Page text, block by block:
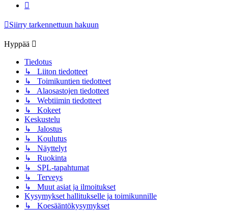
Siirry tarkennettuun hakuun
Hyppää
Tiedotus
↳ Liiton tiedotteet
↳ Toimikuntien tiedotteet
↳ Alaosastojen tiedotteet
↳ Webtiimin tiedotteet
↳ Kokeet
Keskustelu
↳ Jalostus
↳ Koulutus
↳ Näyttelyt
↳ Ruokinta
↳ SPL-tapahtumat
↳ Terveys
↳ Muut asiat ja ilmoitukset
Kysymykset hallitukselle ja toimikunnille
↳ Koesääntökysymykset